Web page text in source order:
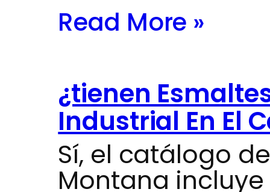
Read More »
¿tienen
Industrial En El
Sí, el catálogo
Montana